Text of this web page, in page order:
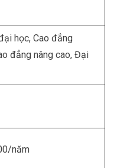
học, Cao đẳng
đẳng nâng cao, Đại
năm